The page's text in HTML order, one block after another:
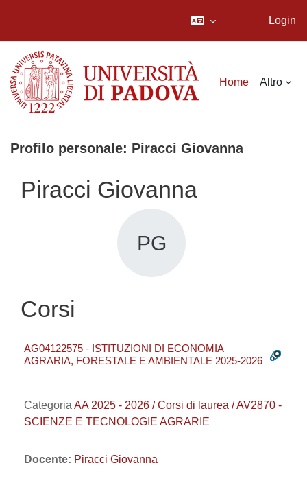
Login
Home Altro
Profilo personale: Piracci Giovanna
Piracci Giovanna
PG
Corsi
AG04122575 - ISTITUZIONI DI ECONOMIA
AGRARIA, FORESTALE E AMBIENTALE 2025-2026
Categoria AA 2025 - 2026 / Corsi di laurea / AV2870 -
SCIENZE E TECNOLOGIE AGRARIE
Docente: Piracci Giovanna